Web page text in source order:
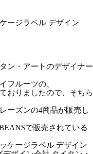
ージラベル デザイン
ン・アートのデザイナー
フルーツの、
おりましたので、そちら
ーズンの4商品が販売し
で販売されている